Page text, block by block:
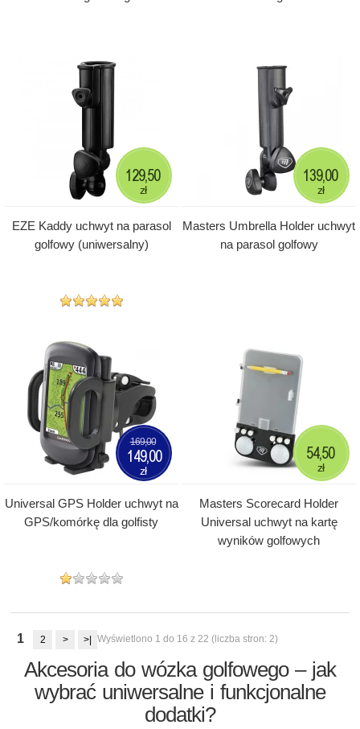
EZE Kaddy uchwyt na parasol
golfowy (uniwersalny)
129,50
zł
Masters Umbrella Holder uchwyt
na parasol golfowy
139,00
zł
Universal GPS Holder uchwyt na
GPS/komórkę dla golfisty
169,00
149,00
zł
Masters Scorecard Holder
Universal uchwyt na kartę
wyników golfowych
54,50
zł
1 2 > >| Wyświetlono 1 do 16 z 22 (liczba stron: 2)
Akcesoria do wózka golfowego – jak
wybrać uniwersalne i funkcjonalne
dodatki?